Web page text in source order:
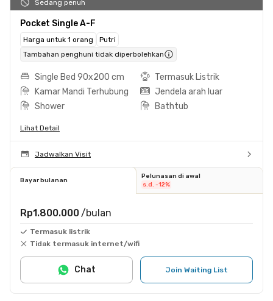
Sedang penuh
Pocket Single A-F
Harga untuk 1 orang
Putri
Tambahan penghuni tidak diperbolehkan
Single Bed 90x200 cm
Termasuk Listrik
Kamar Mandi Terhubung
Jendela arah luar
Shower
Bathtub
Lihat Detail
Jadwalkan Visit
Bayar bulanan
Pelunasan di awal
s.d. -12%
Rp1.800.000 /bulan
Termasuk listrik
Tidak termasuk internet/wifi
Join Waiting List
Chat